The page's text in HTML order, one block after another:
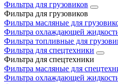
Фильтра для грузовиков
Фильтра для грузовиков
Фильтра масляные для
Фильтра охлаждающей
Фильтра топливные для
Фильтра для спецтехники
Фильтра для спецтехники
Фильтра масляные для
Фильтра охлаждающей